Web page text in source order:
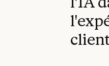
client